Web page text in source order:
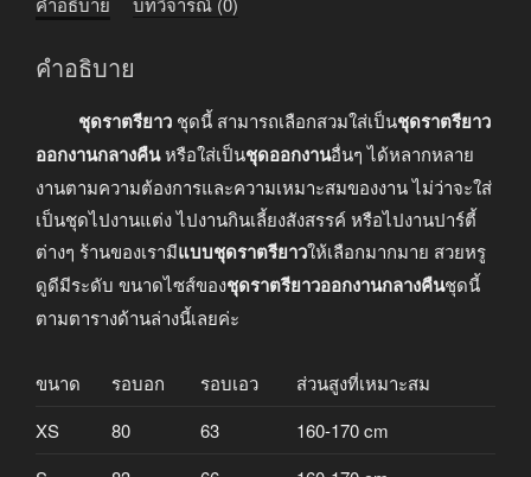
คำอธิบาย
ชุดราตรียาว ชุดนี้ สามารถเลือกสวมใส่เป็นชุดราตรียาว
ออกงานกลางคืนหรือใส่เป็นชุดออกงานอื่นๆ ได้หลากหลาย
งานตามความต้องการและความเหมาะสมของงาน ไม่ว่าจะใส่
เป็นชุดไปงานแต่ง ไปงานกินเลี้ยงสังสรรค์ หรือไปงานปาร์ตี้
ต่างๆ ร้านของเรามีแบบชุดราตรียาวให้เลือกมากมาย สวยหรู
ดูดีมีระดับ ขนาดไซส์ของชุดราตรียาวออกงานกลางคืนชุดนี้
ตามตารางด้านล่างนี้เลยค่ะ
ขนาด รอบอก รอบเอว
ส่วนสูงที่เหมาะสม
XS
80 63
160-170 cm